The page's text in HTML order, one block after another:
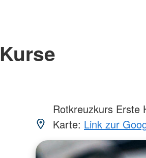
Kurse
Rotkreuzkurs Erste
Karte: Link zur